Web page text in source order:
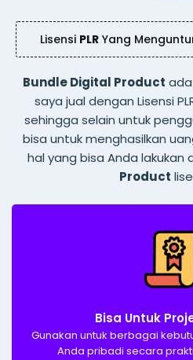
Lisensi PLR Yang
Bundle Digital Product
saya jual dengan Lisensi
sehingga selain untuk
bisa untuk menghasilkan
hal yang bisa Anda lakukan
Product
Bisa Untuk
Gunakan untuk berbagai
Anda pribadi secara